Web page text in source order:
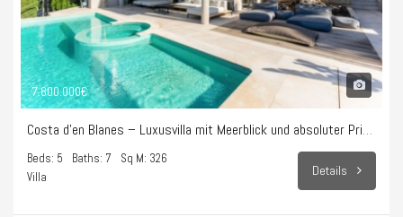
7.800.000€
Costa d’en Blanes – Luxusvilla mit Meerblick und absoluter Privatsphäre
Beds: 5 Baths: 7
Sq M: 326
Villa
Details